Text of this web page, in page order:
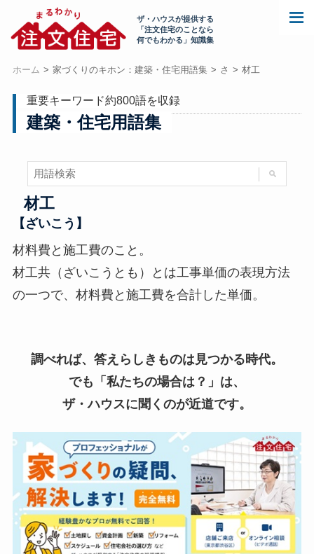
ザ・ハウスが提供する
「注文住宅のことなら
何でもわかる」知識集
ホーム 家づくりのキホン：建築・住宅用語集 さ 材工
重要キーワード約800語を収録
建築・住宅用語集
材工
【ざいこう】
材料費と施工費のこと。
材工共（ざいこうとも）とは工事単価の表現方法
の一つで、材料費と施工費を合計した単価。
調べれば、答えらしきものは見つかる時代。
でも「私たちの場合は？」は、
ザ・ハウスに聞くのが近道です。